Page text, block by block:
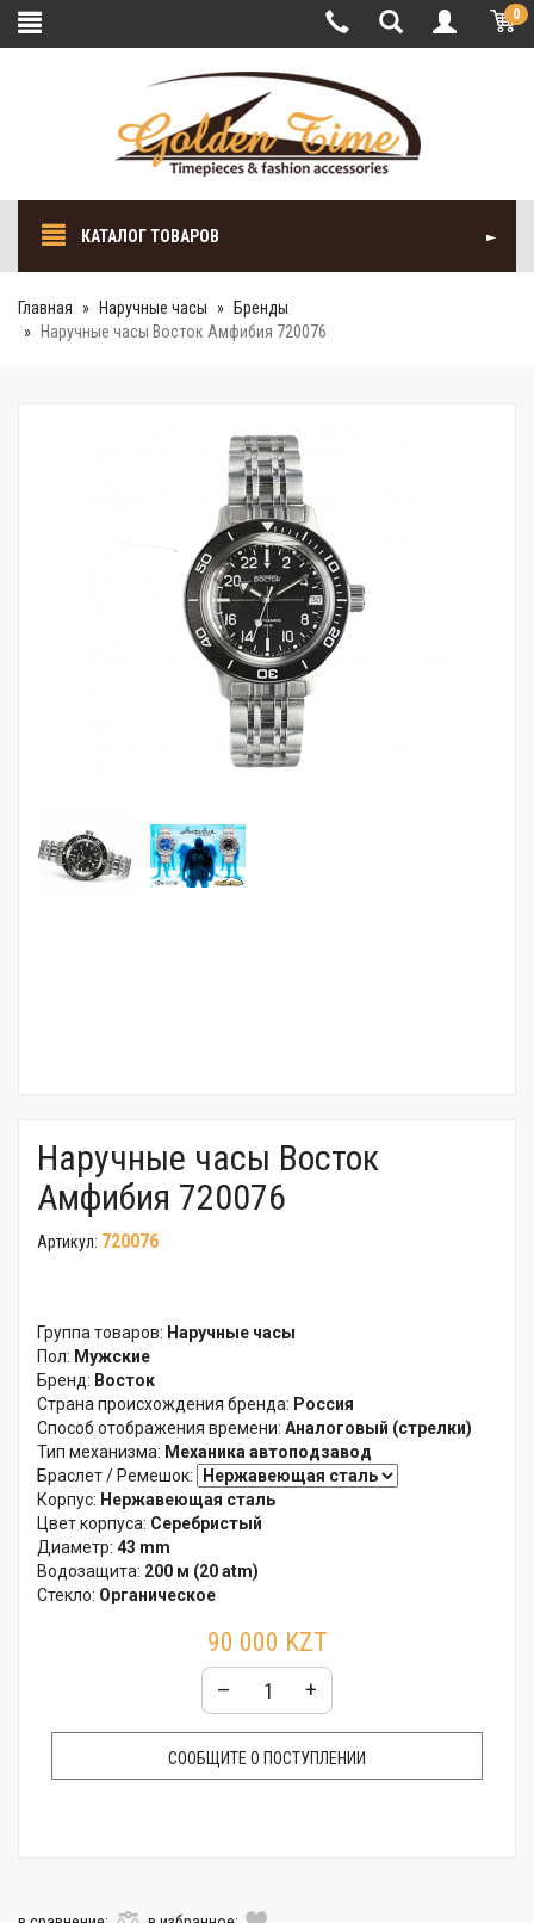
0
КАТАЛОГ ТОВАРОВ
Главная Наручные часы
Бренды
Наручные часы Восток Амфибия 720076
Наручные часы Восток
Амфибия 720076
Артикул: 720076
Группа товаров: Наручные часы
Пол: Мужские
Бренд: Восток
Страна происхождения бренда: Россия
Способ отображения времени: Аналоговый (стрелки)
Тип механизма: Механика автоподзавод
Браслет / Ремешок:
Корпус: Нержавеющая сталь
Цвет корпуса: Серебристый
Диаметр: 43 mm
Водозащита: 200 м (20 atm)
Стекло: Органическое
Фирменная пластиковая коробочка
90 000 KZT
– +
СООБЩИТЕ О ПОСТУПЛЕНИИ